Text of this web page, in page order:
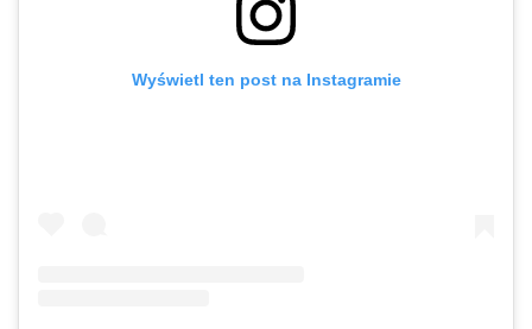
Wyświetl ten post na Instagramie